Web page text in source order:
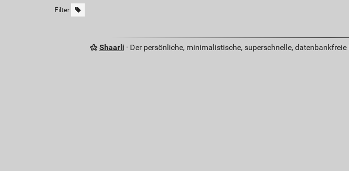
Filter
Shaarli· Der persönliche, minimalistische, superschnelle,